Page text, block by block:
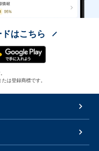
はこちら
は登録商標です。